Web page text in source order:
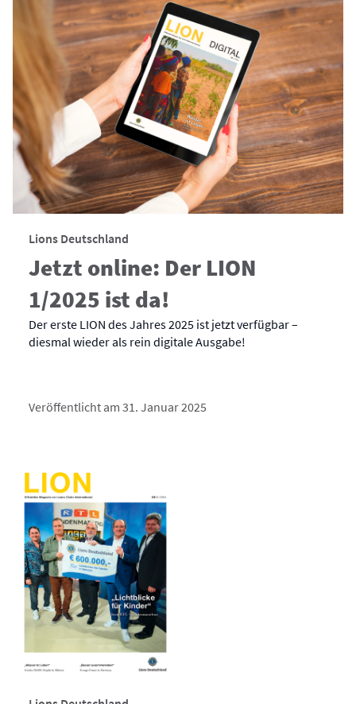
Lions Deutschland
Jetzt online: Der LION
1/2025 ist da!
Der erste LION des Jahres 2025 ist jetzt verfügbar –
diesmal wieder als rein digitale Ausgabe!
Veröffentlicht am 31. Januar 2025